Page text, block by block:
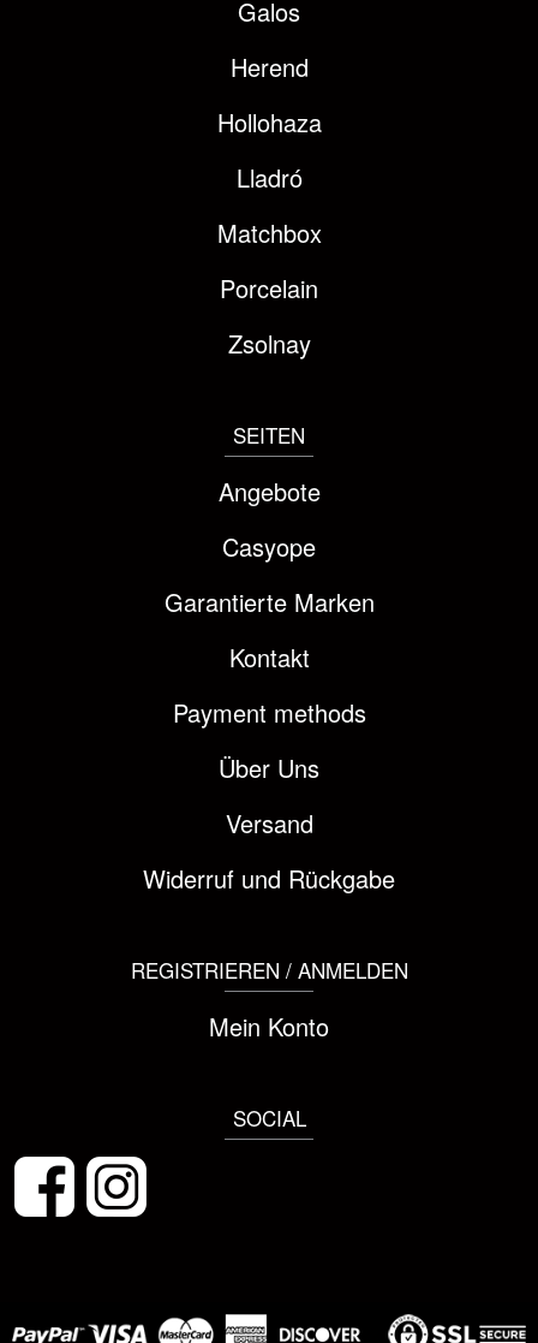
Galos
Herend
Hollohaza
Lladró
Matchbox
Porcelain
Zsolnay
SEITEN
Angebote
Casyope
Garantierte Marken
Kontakt
Payment methods
Über Uns
Versand
Widerruf und Rückgabe
REGISTRIEREN / ANMELDEN
Mein Konto
SOCIAL